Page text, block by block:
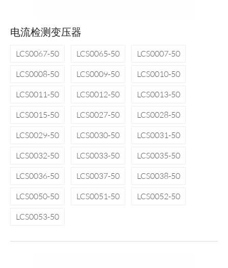
电流检测变压器
LCS0067-50 LCS0065-50
LCS0007-50
LCS0008-50
LCS0009-50
LCS0010-50
LCS0011-50
LCS0012-50
LCS0013-50
LCS0015-50
LCS0027-50
LCS0028-50
LCS0029-50
LCS0030-50
LCS0031-50
LCS0032-50
LCS0033-50
LCS0035-50
LCS0036-50
LCS0037-50
LCS0038-50
LCS0050-50
LCS0051-50
LCS0052-50
LCS0053-50